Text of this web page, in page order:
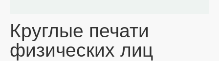
Круглые печати
физических лиц